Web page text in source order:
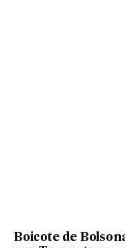
Boicote de